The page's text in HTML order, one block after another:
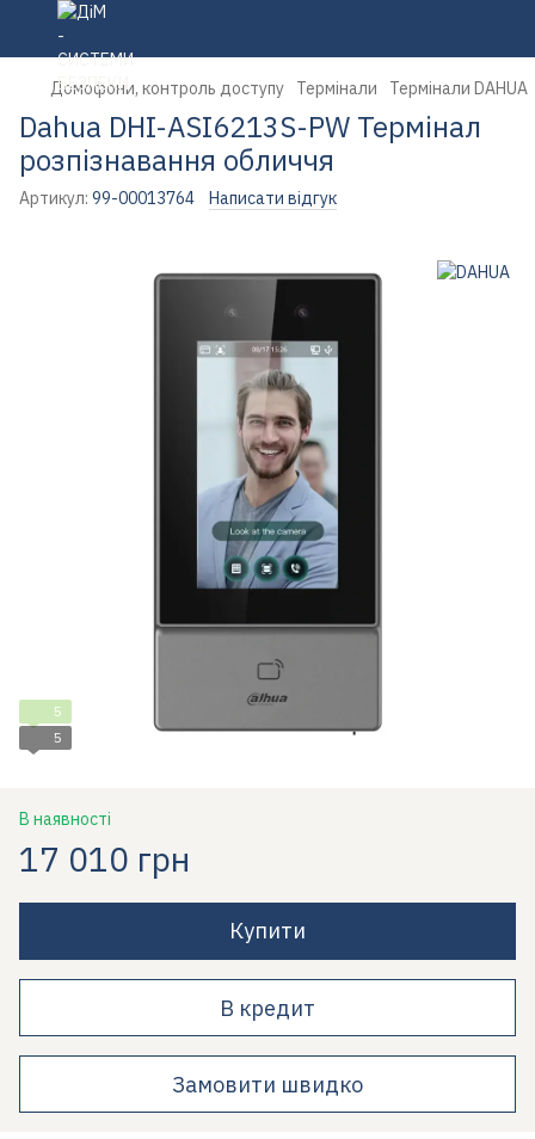
Домофони, контроль доступу Термінали Термінали DAHUA
Dahua DHI-ASI6213S-PW Термінал
розпізнавання обличчя
Артикул: 99-00013764 Написати відгук
5
5
В наявності
17 010 грн
Купити
В кредит
Замовити швидко